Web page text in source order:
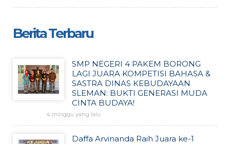
Berita Terbaru
SMP NEGERI 4 PAKEM BORONG
LAGI JUARA KOMPETISI BAHASA &
SASTRA DINAS KEBUDAYAAN
SLEMAN: BUKTI GENERASI MUDA
CINTA BUDAYA!
4 minggu yang lalu
Daffa Arvinanda Raih Juara ke-1